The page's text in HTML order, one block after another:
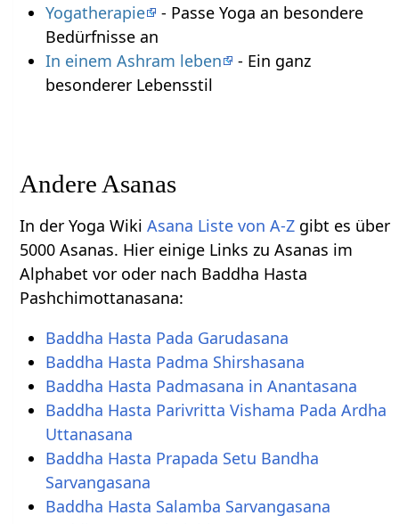
Yogatherapie
- Passe Yoga an besondere
Bedürfnisse an
In einem Ashram leben
- Ein ganz
besonderer Lebensstil
Andere Asanas
In der Yoga WikiAsana Liste von A-Z gibt es über
5000 Asanas. Hier einige Links zu Asanas im
Alphabet vor oder nach Baddha Hasta
Pashchimottanasana:
Baddha Hasta Pada Garudasana
Baddha Hasta Padma Shirshasana
Baddha Hasta Padmasana in Anantasana
Baddha Hasta Parivritta Vishama Pada Ardha
Uttanasana
Baddha Hasta Prapada Setu Bandha
Sarvangasana
Baddha Hasta Salamba Sarvangasana